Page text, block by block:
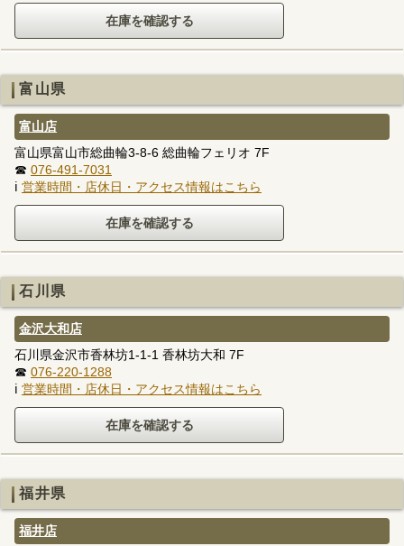
富山県
富山店
富山県富山市総曲輪3-8-6 総曲輪フェリオ 7F
☎ 076-491-7031
ℹ 営業時間・店休日・アクセス情報はこちら
石川県
金沢大和店
石川県金沢市香林坊1-1-1 香林坊大和 7F
☎ 076-220-1288
ℹ 営業時間・店休日・アクセス情報はこちら
福井県
福井店